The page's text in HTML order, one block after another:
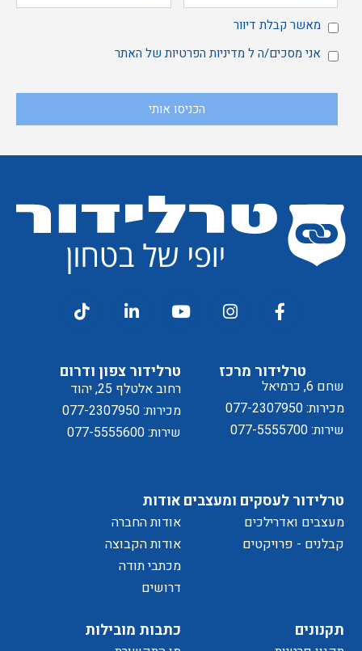
מאשר
קבלת
דיוור
מאשר קבלת דיוור
אני
ל
של
אני מסכים/ה ל מדיניות הפרטיות של האתר
הכניסו אותי
טרלידור מרכז
שחם 6, כרמיאל
מכירות: 077-2307950
שירות: 077-5555700
תקנונים כתבות מובילות
טרלידור צפון ודרום
רחוב אלטלף 25, יהוד
מכירות: 077-2307950
שירות: 077-5555600
אודות
אודות החברה
אודות הקבוצה
מכתבי תודה
דרושים
טרלידור לעסקים ומעצבים
מעצבים ואדרילכים
קבלנים - פרויקטים